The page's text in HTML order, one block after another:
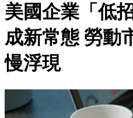
美國企業「低
成新常態 勞動
慢浮現